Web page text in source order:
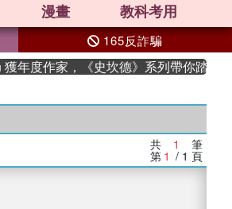
漫畫 教科考用
165反詐騙
度作家，《史坎德》系列帶你踏上熱血
共 1 筆
第 1 / 1 頁